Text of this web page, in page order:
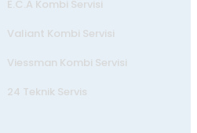
E.C.A Kombi Servisi
Valiant Kombi Servisi
Viessman Kombi Servisi
24 Teknik Servis